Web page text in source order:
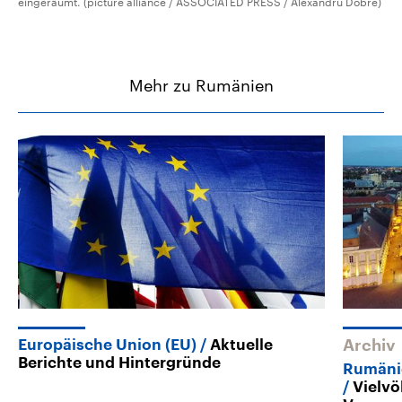
Mehr zu Rumänien
Europäische Union (EU)
Aktuelle
Berichte und Hintergründe
Archiv